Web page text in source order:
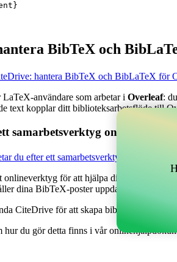
}
BibTeX och
hantera BibTeX och BibLaTeX för
användare som arbetar i Overleaf:
text kopplar ditt biblioteksarbetsflöde till
samarbetsverktyg online för att
du efter ett samarbetsverktyg online för
onlineverktyg för att hjälpa dig hantera
dina BibTeX-poster uppdaterade i ditt
CiteDrive för att skapa bibliografier och
hur du gör detta finns i vår